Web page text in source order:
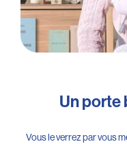
Un porte
Vous le verrez par vous